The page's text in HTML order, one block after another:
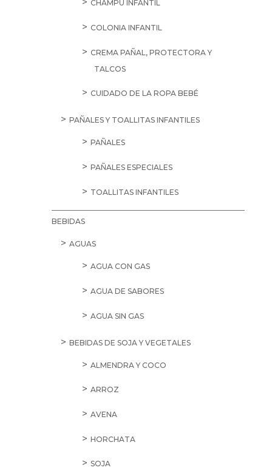
CHAMPÚ INFANTIL
COLONIA INFANTIL
CREMA PAÑAL, PROTECTORA Y
TALCOS
CUIDADO DE LA ROPA BEBÉ
PAÑALES Y TOALLITAS INFANTILES
PAÑALES
PAÑALES ESPECIALES
TOALLITAS INFANTILES
BEBIDAS
AGUAS
AGUA CON GAS
AGUA DE SABORES
AGUA SIN GAS
BEBIDAS DE SOJA Y VEGETALES
ALMENDRA Y COCO
ARROZ
AVENA
HORCHATA
SOJA